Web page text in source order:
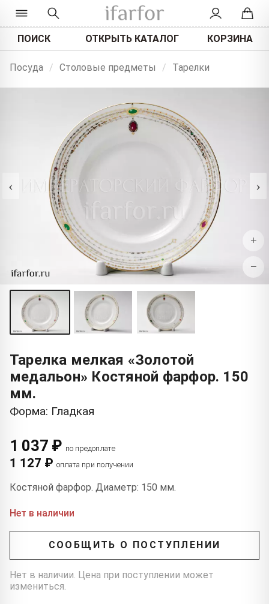
ПОИСК ОТКРЫТЬ КАТАЛОГ КОРЗИНА
Посуда / Столовые предметы / Тарелки
‹ ›
+
−
Тарелка мелкая «Золотой
медальон» Костяной фарфор. 150
мм.
Форма: Гладкая
1 037 ₽ по предоплате
1 127 ₽ оплата при получении
Костяной фарфор. Диаметр: 150 мм.
Нет в наличии
СООБЩИТЬ О ПОСТУПЛЕНИИ
Нет в наличии. Цена при поступлении может
измениться.